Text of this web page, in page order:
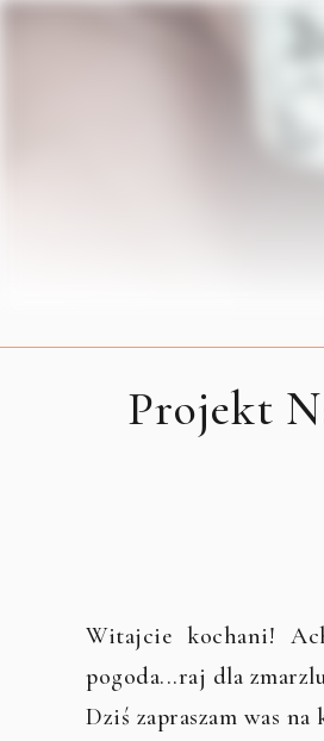
Projekt
Witajcie kochani!
pogoda...raj dla
Dziś zapraszam was